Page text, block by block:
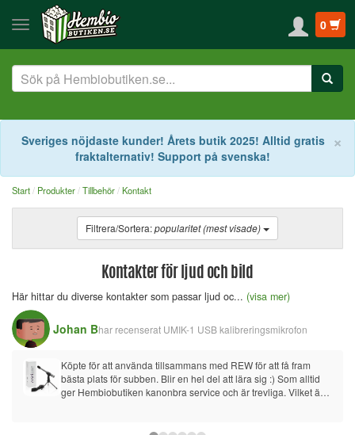
0
×
Sveriges nöjdaste kunder! Årets butik 2025! Alltid gratis
fraktalternativ! Support på svenska!
Start Produkter Tillbehör Kontakt
Filtrera/Sortera:popularitet (mest visade)
Kontakter för ljud och bild
Här hittar du diverse kontakter som passar ljud oc... (visa mer)
Johan Bhar recenserat UMIK-1 USB kalibreringsmikrofon
Köpte för att använda tillsammans med REW för att få fram
bästa plats för subben. Blir en hel del att lära sig :) Som alltid
ger Hembiobutiken kanonbra service och är trevliga. Vilket är